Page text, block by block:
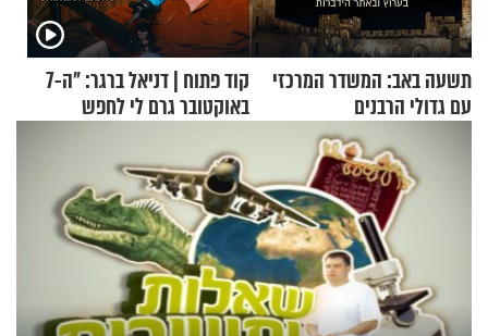
תשעה באב: המשדר המרכזי
עם גדולי הרבנים
קוד פתוח | דניאל ברגר: "ה-7
באוקטובר גרם לי לחפש